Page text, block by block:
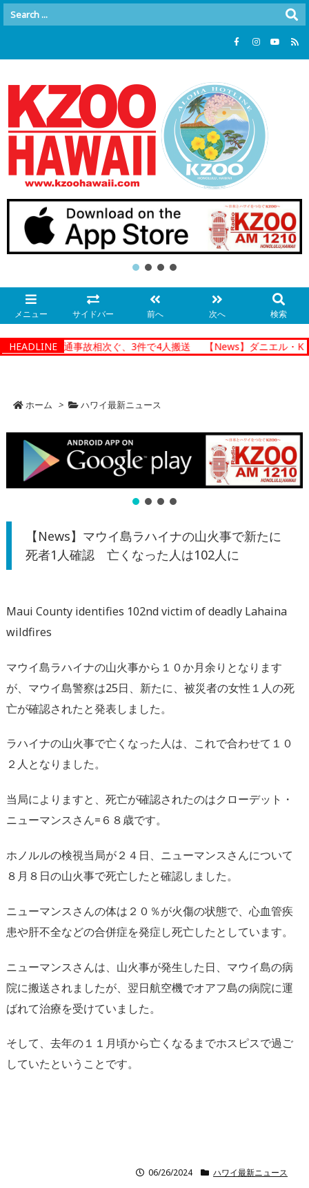
メニュー サイドバー 前へ 次へ 検索
HEADLINE
で朝の交通事故相次ぐ、3件で4人搬送 【News】ダニエル・K
ホーム > ハワイ最新ニュース
【News】マウイ島ラハイナの山火事で新たに
死者1人確認 亡くなった人は102人に
Maui County identifies 102nd victim of deadly Lahaina
wildfires
マウイ島ラハイナの山火事から１０か月余りとなります
が、マウイ島警察は25日、新たに、被災者の女性１人の死
亡が確認されたと発表しました。
ラハイナの山火事で亡くなった人は、これで合わせて１０
２人となりました。
当局によりますと、死亡が確認されたのはクローデット・
ニューマンスさん=６８歳です。
ホノルルの検視当局が２４日、ニューマンスさんについて
８月８日の山火事で死亡したと確認しました。
ニューマンスさんの体は２０％が火傷の状態で、心血管疾
患や肝不全などの合併症を発症し死亡したとしています。
ニューマンスさんは、山火事が発生した日、マウイ島の病
院に搬送されましたが、翌日航空機でオアフ島の病院に運
ばれて治療を受けていました。
そして、去年の１１月頃から亡くなるまでホスピスで過ご
していたということです。
06/26/2024 ハワイ最新ニュース